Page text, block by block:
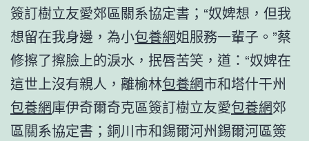
簽訂樹立友愛郊區關系協定書；“奴婢想，但我
想留在我身邊，為小包養網姐服務一輩子。”蔡
修擦了擦臉上的淚水，抿唇苦笑，道：“奴婢在
這世上沒有親人，離榆林包養網市和塔什干州
包養網庫伊奇爾奇克區簽訂樹立友愛包養網郊
區關系協定書；銅川市和錫爾河州錫爾河區簽